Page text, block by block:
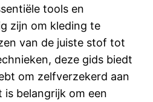
tools en
zijn om kleding te
van de juiste stof tot
deze gids biedt
om zelfverzekerd aan
is belangrijk om een